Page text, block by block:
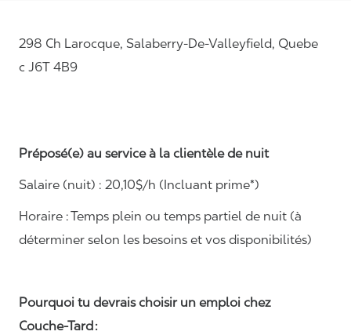
298 Ch Larocque, Salaberry-De-Valleyfield, Quebe
c J6T 4B9
Préposé(e) au service à la clientèle de nuit
Salaire (nuit) : 20,10$/h (Incluant prime*)
Horaire :Temps plein ou temps partiel de nuit (à
déterminer selon les besoins et vos disponibilités)
Pourquoi tu devrais choisir un emploi chez
Couche-Tard :